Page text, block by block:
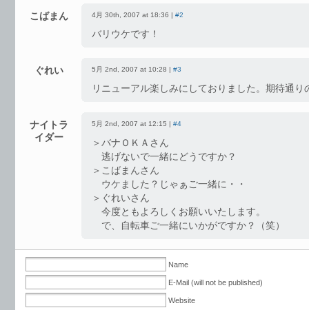
こばまん 4月 30th, 2007 at 18:36 | #2
バリウケです！
ぐれい 5月 2nd, 2007 at 10:28 | #3
リニューアル楽しみにしておりました。期待通
ナイトラ
イダー
5月 2nd, 2007 at 12:15 | #4
＞バナＯＫＡさん
逃げないで一緒にどうですか？
＞こばまんさん
ウケました？じゃぁご一緒に・・
＞ぐれいさん
今度ともよろしくお願いいたします。
で、自転車ご一緒にいかがですか？（笑）
Name
E-Mail (will not be published)
Website